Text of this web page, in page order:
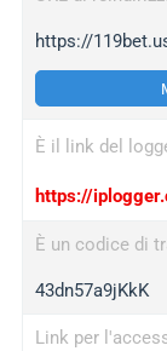
https://
È il link del
https://
È un codice di
43dn57a9jKkK
Link per